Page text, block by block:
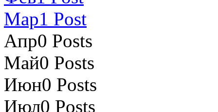
Мар1 Post
Апр0 Posts
Май0 Posts
Июн0 Posts
Июл0 Posts